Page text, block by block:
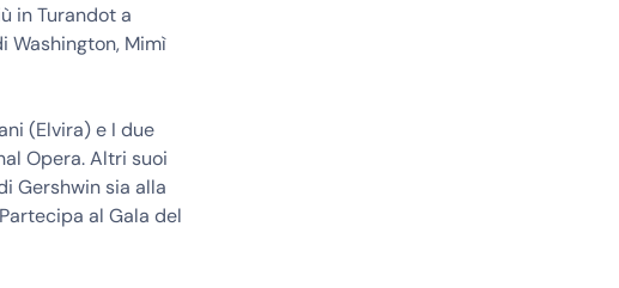
in Turandot a
Washington, Mimì
(Elvira) e I due
Opera. Altri suoi
Gershwin sia alla
al Gala del